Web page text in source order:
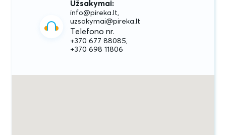
Užsakymai:
info@pireka.lt,
uzsakymai@pireka.lt
Telefono nr.
+370 677 88085,
+370 698 11806